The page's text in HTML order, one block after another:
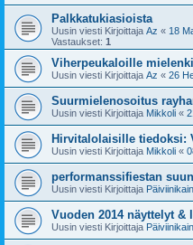
Palkkatukiasioista
Uusin viesti Kirjoittaja Az « 18
Vastaukset: 1
Viherpeukaloille
Uusin viesti Kirjoittaja Az « 26
Suurmielenosoitus
Uusin viesti Kirjoittaja Mikkoli «
Hirvitalolaisille tiedoksi:
Uusin viesti Kirjoittaja Mikkoli «
performanssifiestan
Uusin viesti Kirjoittaja
Vuoden 2014 näyttelyt &
Uusin viesti Kirjoittaja